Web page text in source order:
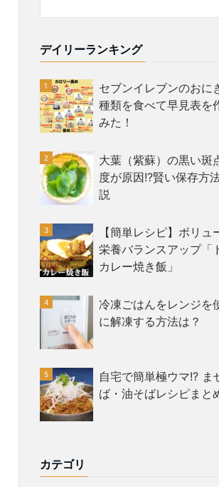
デイリーランキング
セブンイレブンのおに
種類を食べて早見表を
みた！
大葉（紫蘇）の黒い斑
度が原因!?賢い保存方
説
【簡単レシピ】ボリュ
栄養バランスアップ「
カレー焼き飯」
冷凍ごはんをレンジを
に解凍する方法は？
自宅で簡単極ウマ!? ま
ば・油そばレシピまと
カテゴリ